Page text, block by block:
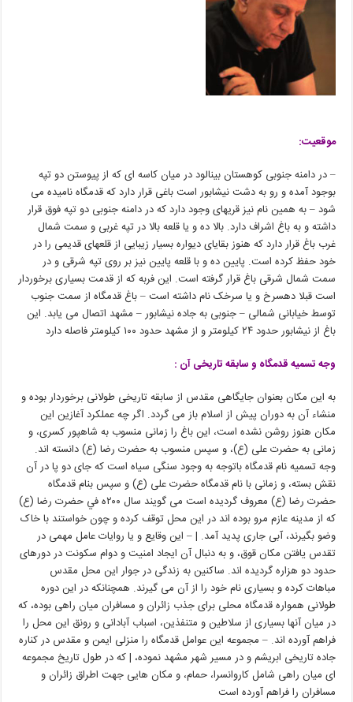
موقعیت:
– در دامنه جنوبی کوهستان بینالود در میان کاسه ای که از پیوستن دو تپه
بوجود آمده و رو به دشت نیشابور است باغی قرار دارد که قدمگاه نامیده می
شود – به همین نام نیز قریهای وجود دارد که در دامنه جنوبی دو تپه فوق قرار
داشته و به باغ اشراف دارد. بالا ده و یا قلعه بالا در تپه غربی و سمت شمال
غرب باغ قرار دارد که هنوز بقایای دیواره بسیار زیبایی از قلعهای قدیمی را در
خود حفظ کرده است. پایین ده و با قلعه پایین نیز بر روی تپه شرقی و در
سمت شمال شرقی باغ قرار گرفته است. این فربه که از قدمت بسیاری برخوردار
است قبلا دهسرخ و یا سرخک نام داشته است – باغ قدمگاه از سمت جنوب
توسط خیابانی شمالی – جنوبی به جاده نیشابور – مشهد اتصال می یابد. این
باغ از نیشابور حدود ۲۴ کیلومتر و از مشهد حدود ۱۰۰ کیلومتر فاصله دارد
وجه تسمیه قدمگاه و سابقه تاریخی آن :
به این مکان بعنوان جایگاهی مقدس از سابقه تاریخی طولانی برخوردار بوده و
منشاء آن به دوران پیش از اسلام باز می گردد. اگر چه عملکرد آغازین این
مکان هنوز روشن نشده است، این باغ را زمانی منسوب به شاهپور کسری، و
زمانی به حضرت علی (ع)، و سپس منسوب به حضرت رضا (ع) دانسته اند.
وجه تسمیه نام قدمگاه باتوجه به وجود سنگی سیاه است که جای دو پا در آن
نقش بسته، و زمانی با نام قدمگاه حضرت علی (ع) و سپس بنام قدمگاه
حضرت رضا (ع) معروف گردیده است می گویند سال ۲۰۰ه في حضرت رضا (ع)
که از مدينه عازم مرو بوده اند در این محل توقف کرده و چون خواستند با خاک
وضو بگیرند، آبی جاری پدید آمد. | – این وقایع و یا روایات عامل مهمی در
تقدس يافتن مکان قوق، و به دنبال آن ایجاد امنیت و دوام سکونت در دورهای
حدود دو هزاره گردیده اند. ساکنین به زندگی در جوار این محل مقدس
مباهات کرده و بسیاری نام خود را از آن می گیرند. همچنانکه در این دوره
طولانی همواره قدمگاه محلی برای جذب زائران و مسافران میان راهی بوده، که
در میان آنها بسیاری از سلاطین و متنفذین، اسباب آبادانی و رونق این محل را
فراهم آورده اند. – مجموعه این عوامل قدمگاه را منزلی ایمن و مقدس در کناره
جاده تاریخی ابریشم و در مسیر شهر مشهد نموده، | که در طول تاریخ مجموعه
ای میان راهی شامل کاروانسرا، حمام، و مکان هایی جهت اطراق زائران و
مسافران را فراهم آورده است